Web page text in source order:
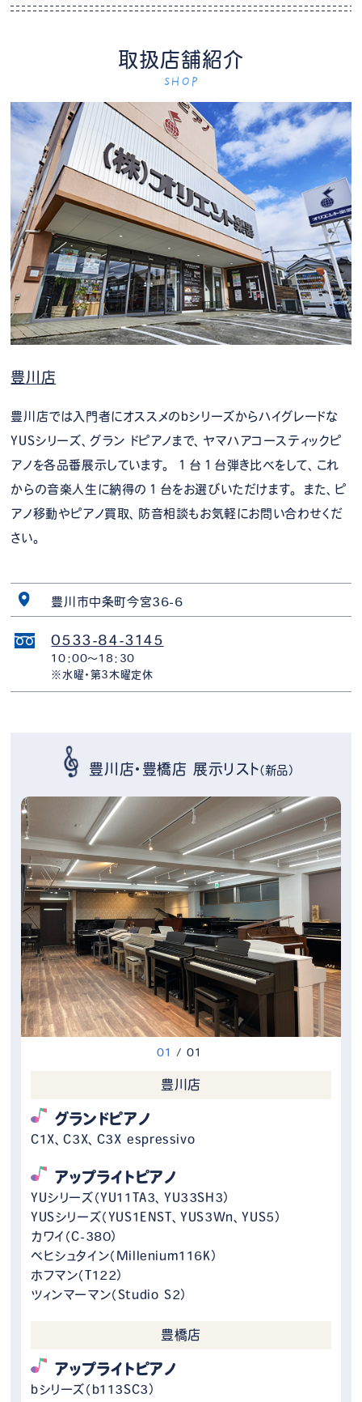
取扱店舗紹介
SHOP
豊川店
豊川店では入門者にオススメのbシリーズからハイグレードな
YUSシリーズ、グラン ドピアノまで、ヤマハアコースティックピ
アノを各品番展示しています。 １台１台弾き比べをして、これ
からの音楽人生に納得の１台をお選びいただけます。 また、ピ
アノ移動やピアノ買取、防音相談もお気軽にお問い合わせくだ
さい。
豊川市中条町今宮36-6
0533-84-3145
10：00～18：30
※水曜・第3木曜定休
豊川店・豊橋店 展示リスト（新品）
01 /01
豊川店
グランドピアノ
C1X、C3X、C3X espressivo
アップライトピアノ
YUシリーズ（YU11TA3、YU33SH3）
YUSシリーズ（YUS1ENST、YUS3Wn、YUS5）
カワイ（C-380）
ベヒシュタイン（Millenium116K）
ホフマン（T122）
ツィンマーマン（Studio S2）
豊橋店
アップライトピアノ
bシリーズ（b113SC3）